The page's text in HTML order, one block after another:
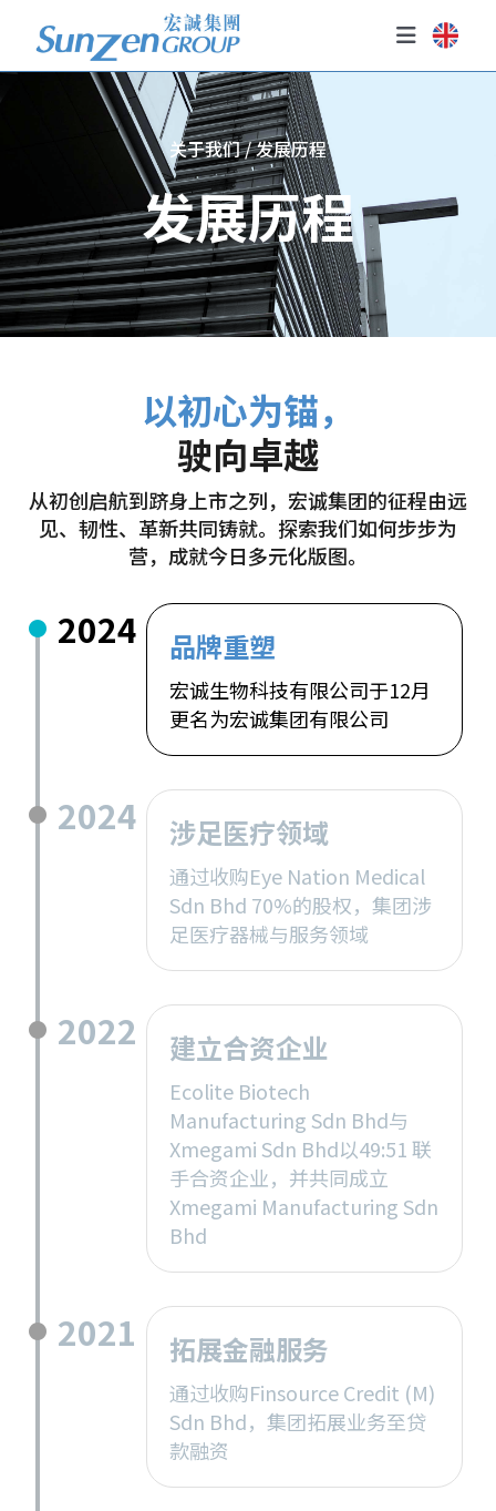
content
Toggle
投资者关系
政策
关于我们 / 发展历程
发展历程
以初心为锚，
驶向卓越
从初创启航到跻身上市之列，宏诚集团的征程由远
见、韧性、革新共同铸就。探索我们如何步步为
营，成就今日多元化版图。
2024 品牌重塑
宏诚生物科技有限公司于12月
更名为宏诚集团有限公司
2024 涉足医疗领域
通过收购Eye Nation Medical
Sdn Bhd 70%的股权，集团涉
足医疗器械与服务领域
2022 建立合资企业
Ecolite Biotech
Manufacturing Sdn Bhd与
Xmegami Sdn Bhd以49:51 联
手合资企业，并共同成立
Xmegami Manufacturing Sdn
Bhd
2021 拓展金融服务
通过收购Finsource Credit (M)
Sdn Bhd，集团拓展业务至贷
款融资